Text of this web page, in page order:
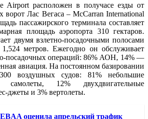
Airport расположен в получасе езды от
ворот Лас Вегаса – McCarran International
пассажирского терминала составляет
площадь аэропорта 310 гектаров.
двумя взлетно-посадочными полосами
метров. Ежегодно он обслуживает
посадочных операций: 86% АОН, 14% —
авиация. На постоянном базировании
воздушных судов: 81% небольшие
самолеты, 12% двухдвигательные
джеты и 3% вертолеты.
EBAA оценила апрельский трафик